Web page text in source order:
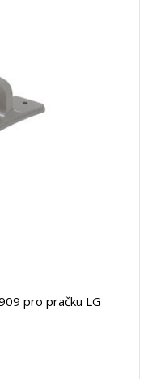
pro pračku LG